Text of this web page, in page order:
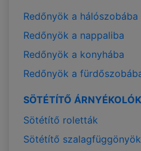
Redőnyök a hálószobába
Redőnyök a nappaliba
Redőnyök a konyhába
Redőnyök a
SÖTÉTÍTŐ ÁRNYÉKOLÓK
Sötétítő roletták
Sötétítő szalagfüggönyök